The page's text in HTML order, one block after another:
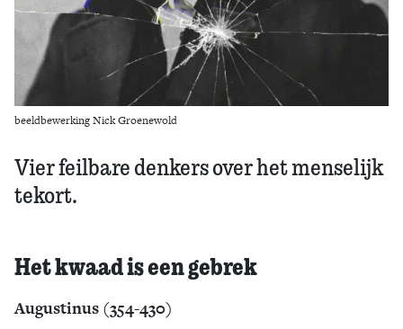
beeldbewerking Nick Groenewold
Vier feilbare denkers over het menselijk
tekort.
Het kwaad is een gebrek
Augustinus (354-430)